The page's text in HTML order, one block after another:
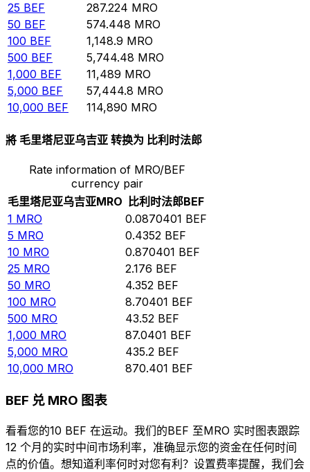
25 BEF 287.224 MRO
50 BEF 574.448 MRO
100 BEF 1,148.9 MRO
500 BEF 5,744.48 MRO
1,000 BEF 11,489 MRO
5,000 BEF 57,444.8 MRO
10,000 BEF 114,890 MRO
將 毛里塔尼亚乌吉亚 转换为 比利时法郎
Rate information of MRO/BEF
currency pair
毛里塔尼亚乌吉亚MRO 比利时法郎BEF
1 MRO 0.0870401 BEF
5 MRO 0.4352 BEF
10 MRO 0.870401 BEF
25 MRO 2.176 BEF
50 MRO 4.352 BEF
100 MRO 8.70401 BEF
500 MRO 43.52 BEF
1,000 MRO 87.0401 BEF
5,000 MRO 435.2 BEF
10,000 MRO 870.401 BEF
BEF 兑 MRO 图表
看看您的10 BEF 在运动。我们的BEF 至MRO 实时图表跟踪
12 个月的实时中间市场利率，准确显示您的资金在任何时间
点的价值。想知道利率何时对您有利？设置费率提醒，我们会